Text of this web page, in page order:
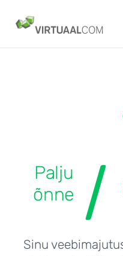
Palju
õnne
Sinu